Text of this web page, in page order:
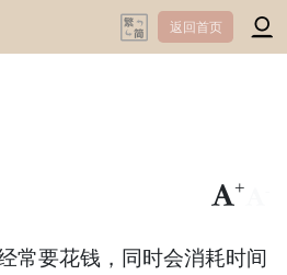
返回首页
+
常要花钱，同时会消耗时间